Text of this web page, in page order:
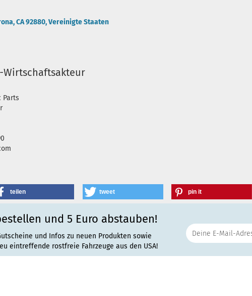
CA 92880, Vereinigte Staaten
Parts
teilen tweet pin it
und 5 Euro abstauben!
und Infos zu neuen Produkten sowie
eintreffende rostfreie Fahrzeuge aus den USA!